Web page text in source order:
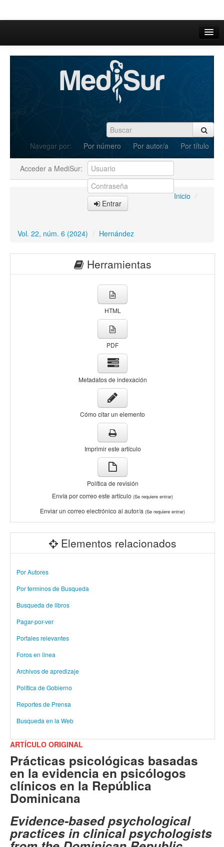
Inicio
Actual
Archivos
Navegar por: Por número Por autor/a Por título
Acceder a MediSur:
Entrar
Inicio /
Vol. 22, núm. 6 (2024) / Hernández
Herramientas
HTML
PDF
Metadatos de indexación
Cómo citar un elemento
Imprimir este artículo
Política de revisión
Envía por correo este artículo (Se requiere entrar)
Enviar un correo electrónico al autor/a (Se requiere entrar)
Elementos relacionados
Por Autores
Por terminos de Busqueda
Busqueda de libros
Pagar-por-ver
Portales relevantes
Foros en linea
Archivos de apredizaje
Política de Gobierno
Reportes de Prensa
Busqueda en la Web
ARTÍCULO ORIGINAL
Prácticas psicológicas basadas
en la evidencia en psicólogos
clínicos en la República
Dominicana
Evidence-based psychological
practices in clinical psychologists